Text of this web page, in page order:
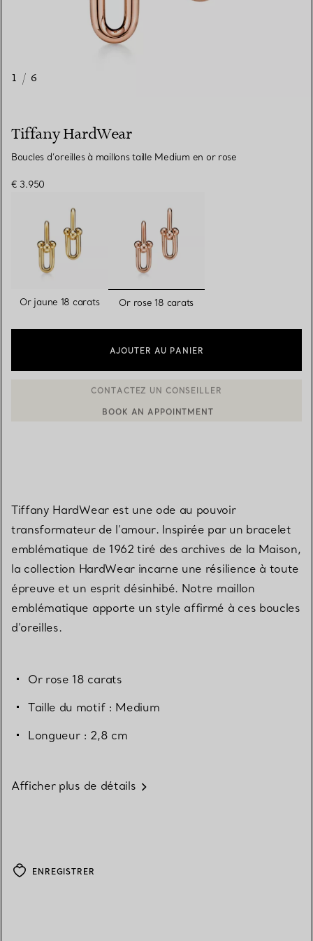
1 / 6
Tiffany HardWear
Boucles d’oreilles à maillons taille Medium en or rose
€ 3.950
Or jaune 18 carats sélectionnés
Or rose 18 carats
AJOUTER AU PANIER
Tiffany HardWear est une ode au pouvoir
transformateur de l’amour. Inspirée par un bracelet
emblématique de 1962 tiré des archives de la Maison,
la collection HardWear incarne une résilience à toute
épreuve et un esprit désinhibé. Notre maillon
emblématique apporte un style affirmé à ces boucles
d’oreilles.
Or rose 18 carats
Taille du motif : Medium
Longueur : 2,8 cm
Afficher plus de détails
ENREGISTRER